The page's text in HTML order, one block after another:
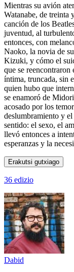
Mientras su avión
Watanabe, de treinta
canción de los
juventud, al
entonces, con
Naoko, la novia de
Kizuki, y cómo el
que se
íntima, truncada, sin
quien hubo que
se enamoró de
acosado por los
deslumbramiento y
sentido: el sexo, el
llevó entonces a
esperanzas y la
Erakutsi gutxiago
36 edizio
Dabid